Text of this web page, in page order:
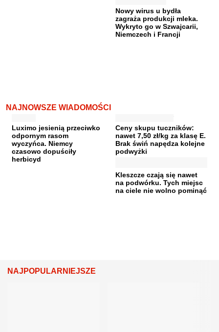
Nowy wirus u bydła
zagraża produkcji mleka.
Wykryto go w Szwajcarii,
Niemczech i Francji
NAJNOWSZE WIADOMOŚCI
Luximo jesienią przeciwko
odpornym rasom
wyczyńca. Niemcy
czasowo dopuściły
herbicyd
Ceny skupu tuczników:
nawet 7,50 zł/kg za klasę E.
Brak świń napędza kolejne
podwyżki
Kleszcze czają się nawet
na podwórku. Tych miejsc
na ciele nie wolno pominąć
NAJPOPULARNIEJSZE